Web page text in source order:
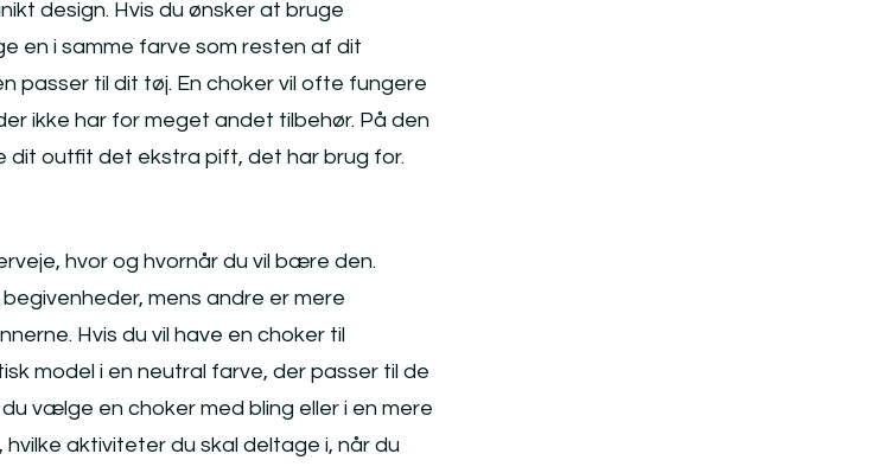
design. Hvis du ønsker at bruge
en i samme farve som resten af dit
passer til dit tøj. En choker vil ofte fungere
ikke har for meget andet tilbehør. På den
dit outfit det ekstra pift, det har brug for.
hvor og hvornår du vil bære den.
mens andre er mere
Hvis du vil have en choker til
model i en neutral farve, der passer til de
vælge en choker med bling eller i en mere
aktiviteter du skal deltage i, når du